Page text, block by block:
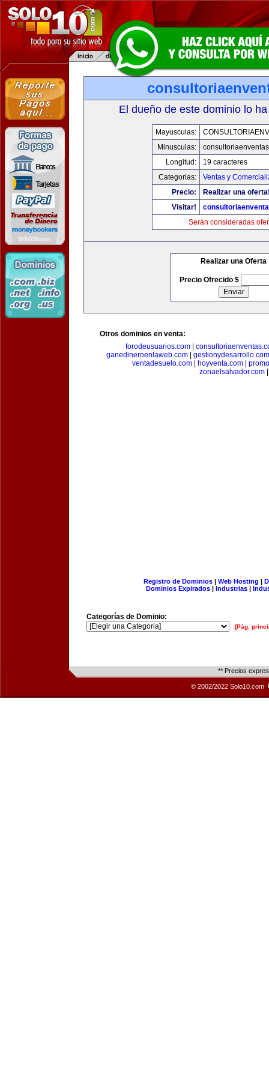
El dueño de este dominio lo
Mayusculas:
Minusculas:
Longitud:
19 caracteres
Categorias:
Ventas y
Precio:
Realizar una
Visitar!
Serán consideradas
Realizar una Oferta
Precio Ofrecido $
Otros dominios en venta:
forodeusuarios.com
ganedineroenlaweb.com
gestionydesarrollo.com
ventadesuelo.com
hoyventa.com
zonaelsalvador.com|
Registro de Dominios| Web Hosting |
Dominios Expirados | Industrias |
Categorías de Dominio:
[Pág.
** Precios
© 2002/2022 Solo10.com